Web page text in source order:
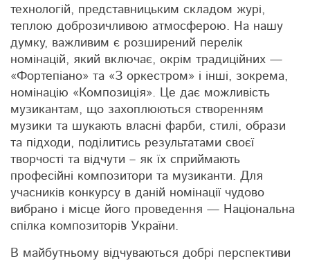
технологій, представницьким складом журі,
теплою доброзичливою атмосферою. На нашу
думку, важливим є розширений перелік
номінацій, який включає, окрім традиційних —
«Фортепіано» та «З оркестром» і інші, зокрема,
номінацію «Композиція». Це дає можливість
музикантам, що захоплюються створенням
музики та шукають власні фарби, стилі, образи
та підходи, поділитись результатами своєї
творчості та відчути – як їх сприймають
професійні композитори та музиканти. Для
учасників конкурсу в даній номінації чудово
вибрано і місце його проведення — Національна
спілка композиторів України.
В майбутньому відчуваються добрі перспективи